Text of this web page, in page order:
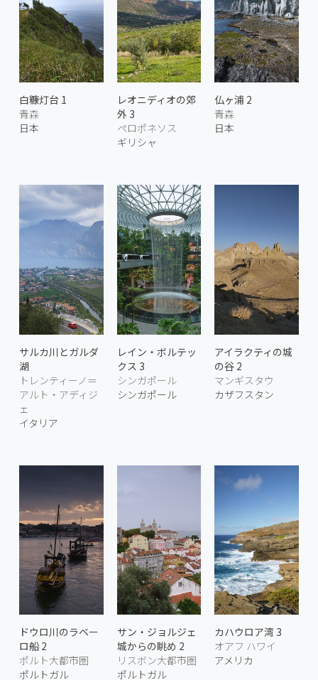
白糠灯台 1
青森
日本
レオニディオの郊
外 3
ペロポネソス
ギリシャ
仏ヶ浦 2
青森
日本
サルカ川とガルダ
湖
トレンティーノ＝
アルト・アディジ
ェ
イタリア
レイン・ボルテッ
クス 3
シンガポール
シンガポール
アイラクティの城
の谷 2
マンギスタウ
カザフスタン
ドウロ川のラベー
ロ船 2
ポルト大都市圏
ポルトガル
サン・ジョルジェ
城からの眺め 2
リスボン大都市圏
ポルトガル
カハウロア湾 3
オアフ ハワイ
アメリカ